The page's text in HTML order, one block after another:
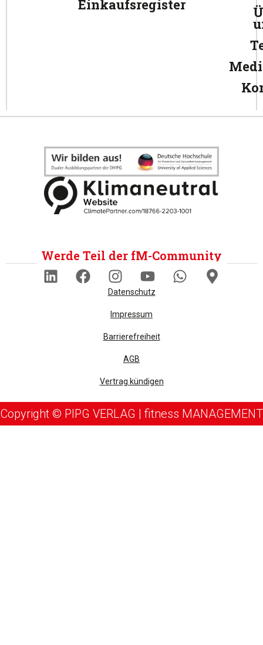
Einkaufsregister
Werde Teil der fM-Community
Datenschutz
Impressum
Barrierefreiheit
AGB
Vertrag kündigen
Copyright © PIPG VERLAG | fitness MANAGEMENT